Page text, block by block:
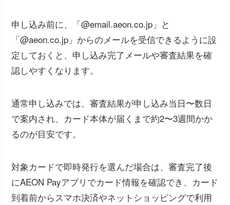
申し込み前に、「@email.aeon.co.jp」と
「@aeon.co.jp」からのメールを受信できるように設
定しておくと、申し込み完了メールや審査結果を確
認しやすくなります。
通常申し込みでは、審査結果が申し込み当日〜数日
で案内され、カード本体が届くまで約2〜3週間かか
るのが目安です。
対象カードで即時発行を選んだ場合は、審査完了後
にAEON Payアプリでカード情報を確認でき、カード
到着前からスマホ決済やネットショッピングで利用